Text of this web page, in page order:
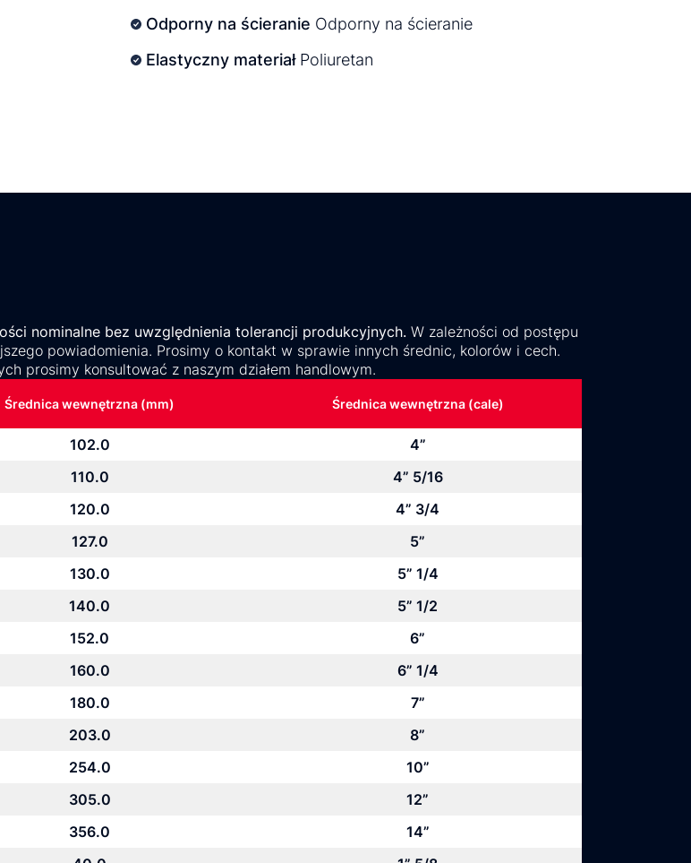
Odporny na ścieranie Odporny na ścieranie
Elastyczny materiał Poliuretan
nominalne bez uwzględnienia tolerancji produkcyjnych. W zależności od postępu
powiadomienia. Prosimy o kontakt w sprawie innych średnic, kolorów i cech.
prosimy konsultować z naszym działem handlowym.
Średnica wewnętrzna (mm) Średnica wewnętrzna (cale)
102.0
4”
110.0
4” 5/16
120.0
4” 3/4
127.0
5”
130.0
5” 1/4
140.0
5” 1/2
152.0
6”
160.0
6” 1/4
180.0
7”
203.0
8”
254.0
10”
305.0
12”
356.0
14”